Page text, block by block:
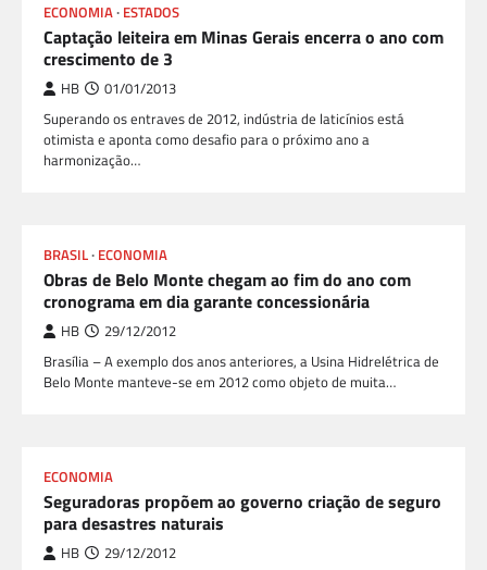
ECONOMIA ESTADOS
Captação leiteira em Minas Gerais encerra o ano com
crescimento de 3
HB 01/01/2013
Superando os entraves de 2012, indústria de laticínios está
otimista e aponta como desafio para o próximo ano a
harmonização…
BRASIL ECONOMIA
Obras de Belo Monte chegam ao fim do ano com
cronograma em dia garante concessionária
HB 29/12/2012
Brasília – A exemplo dos anos anteriores, a Usina Hidrelétrica de
Belo Monte manteve-se em 2012 como objeto de muita…
ECONOMIA
Seguradoras propõem ao governo criação de seguro
para desastres naturais
HB 29/12/2012